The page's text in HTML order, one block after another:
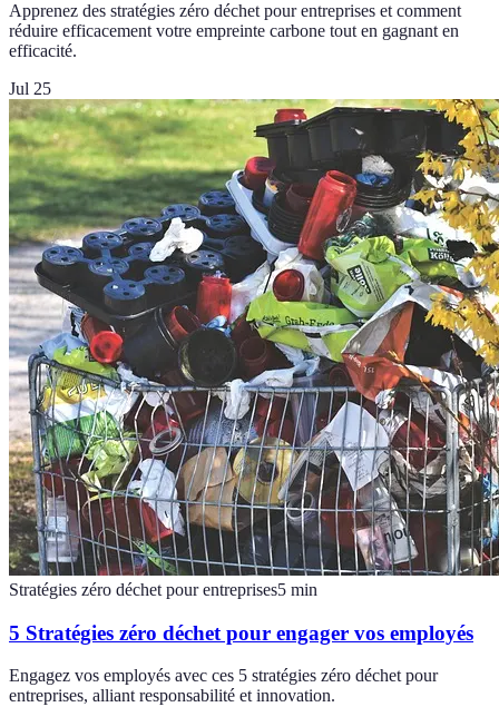
Apprenez des stratégies zéro déchet pour entreprises et comment
réduire efficacement votre empreinte carbone tout en gagnant en
efficacité.
Jul 25
Stratégies zéro déchet pour entreprises5 min
5 Stratégies zéro déchet pour engager vos employés
Engagez vos employés avec ces 5 stratégies zéro déchet pour
entreprises, alliant responsabilité et innovation.